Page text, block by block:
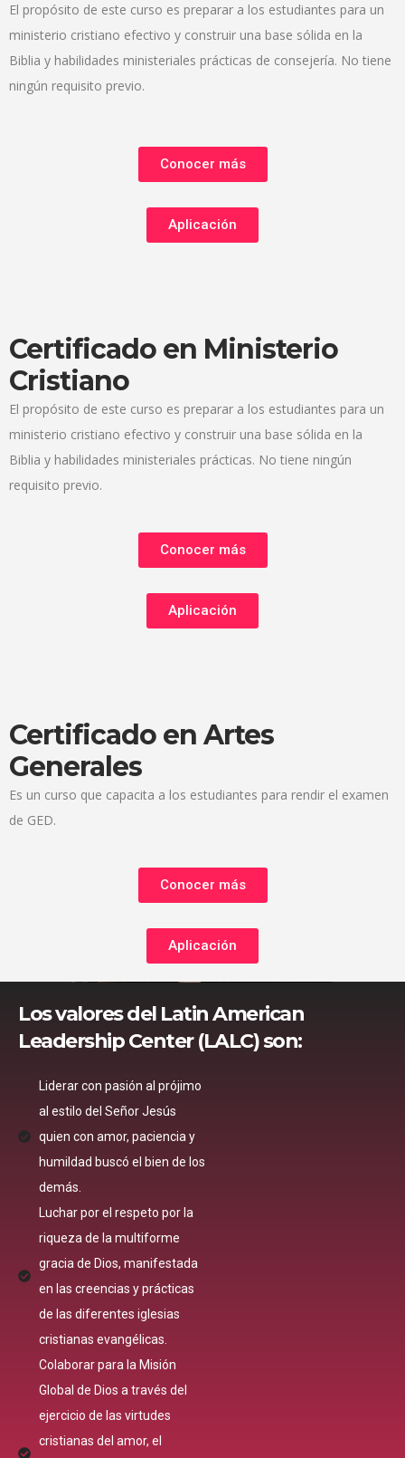
El propósito de este curso es preparar a los estudiantes para un
ministerio cristiano efectivo y construir una base sólida en la
Biblia y habilidades ministeriales prácticas de consejería. No tiene
ningún requisito previo.
Conocer más
Aplicación
Certificado en Ministerio
Cristiano
El propósito de este curso es preparar a los estudiantes para un
ministerio cristiano efectivo y construir una base sólida en la
Biblia y habilidades ministeriales prácticas. No tiene ningún
requisito previo.
Conocer más
Aplicación
Certificado en Artes
Generales
Es un curso que capacita a los estudiantes para rendir el examen
de GED.
Conocer más
Aplicación
Los valores del Latin American
Leadership Center (LALC) son:
Liderar con pasión al prójimo
al estilo del Señor Jesús
quien con amor, paciencia y
humildad buscó el bien de los
demás.
Luchar por el respeto por la
riqueza de la multiforme
gracia de Dios, manifestada
en las creencias y prácticas
de las diferentes iglesias
cristianas evangélicas.
Colaborar para la Misión
Global de Dios a través del
ejercicio de las virtudes
cristianas del amor, el